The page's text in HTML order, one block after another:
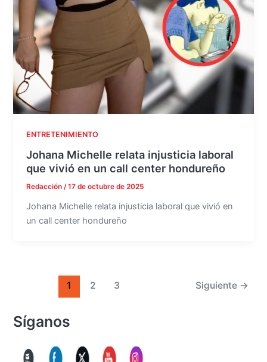
ENTRETENIMIENTO
Johana Michelle relata injusticia laboral
que vivió en un call center hondureño
Redacción/17 de octubre de 2025
Johana Michelle relata injusticia laboral que vivió en
un call center hondureño
1 2 3 Siguiente →
Síganos